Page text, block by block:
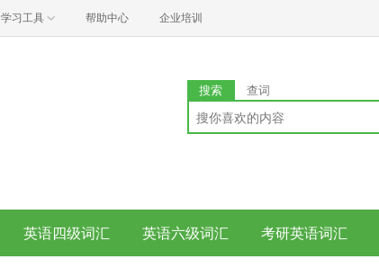
学习工具 帮助中心 企业培训
搜索 查词
英语四级词汇 英语六级词汇 考研英语词汇